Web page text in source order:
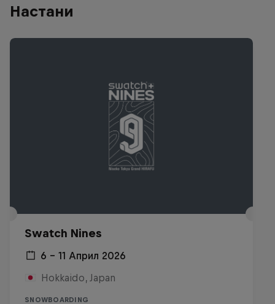
Настани
Swatch Nines
6 – 11 Април 2026
Hokkaido, Japan
SNOWBOARDING